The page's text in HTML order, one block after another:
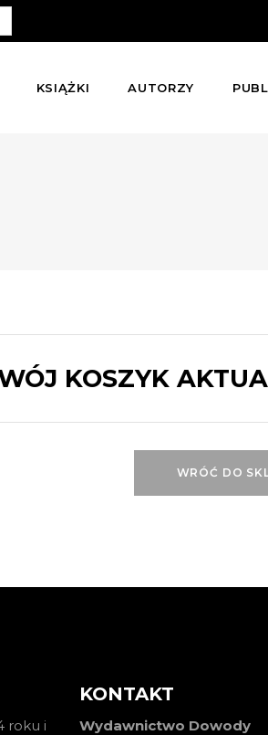
KSIĄŻKI AUTORZY
KOSZYK
WRÓĆ DO
roku i
KONTAKT
Wydawnictwo Dowody